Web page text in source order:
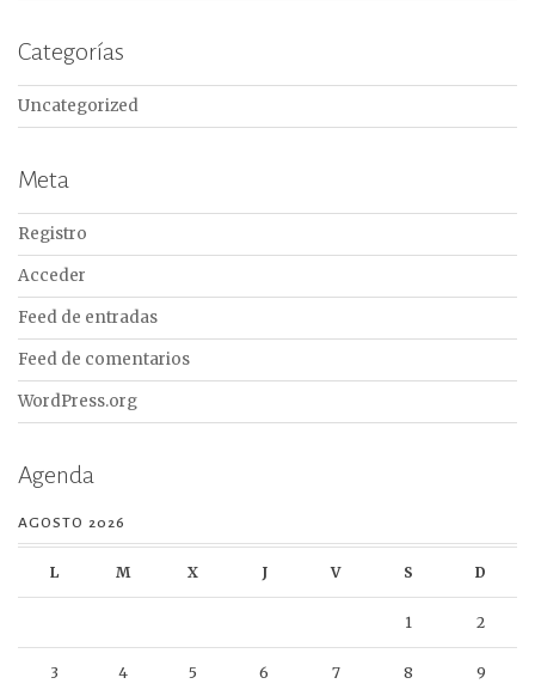
Categorías
Uncategorized
Meta
Registro
Acceder
Feed de entradas
Feed de comentarios
WordPress.org
Agenda
AGOSTO 2026
L M X J V S D
1 2
3 4 5 6 7 8 9